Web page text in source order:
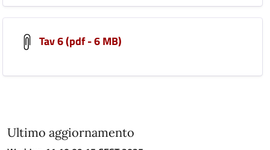
Tav 6 (pdf - 6 MB)
Ultimo aggiornamento